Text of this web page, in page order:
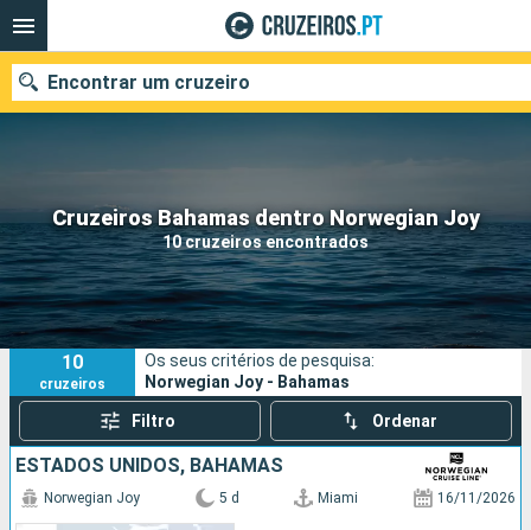
Cruzeiros Bahamas dentro Norwegian Joy
10 cruzeiros encontrados
Encontrar um cruzeiro
Quando ir?
Data de partida
Portos Companhias
Pesquisar
10
cruzeiros
Os seus critérios de pesquisa:
Norwegian Joy - Bahamas
Filtro Ordenar
ESTADOS UNIDOS, BAHAMAS
Norwegian Joy 5 d Miami 16/11/2026